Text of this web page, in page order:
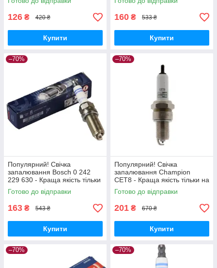
126 ₴ 420 ₴
Купити
160 ₴ 533 ₴
Купити
–70%
Популярний! Свічка
запалювання Bosch 0 242
229 630 - Краща якість тільки
на Nukleon.com.ua
Готово до відправки
163 ₴ 543 ₴
Купити
–70%
Популярний! Свічка
запалювання Champion
CET8 - Краща якість тільки на
Nukleon.com.ua
Готово до відправки
201 ₴ 670 ₴
Купити
–70% –70%